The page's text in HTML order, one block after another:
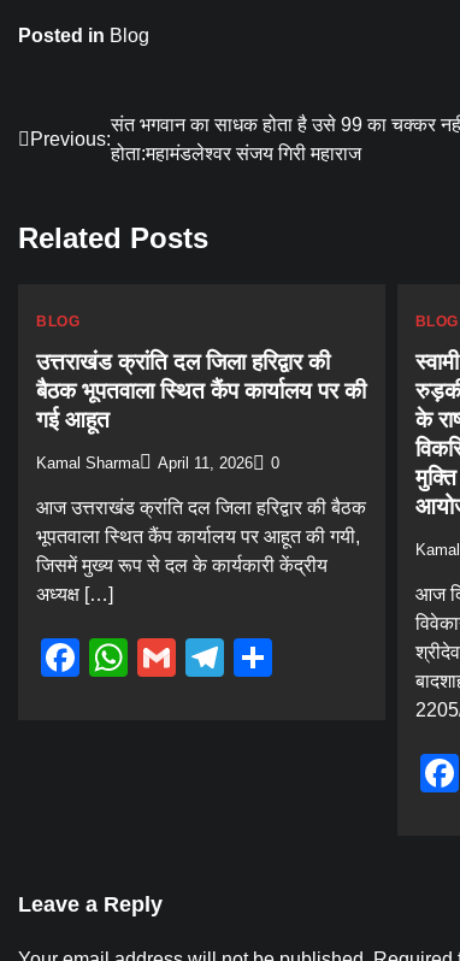
Posted in Blog
Post
Previous:
संत भगवान का साधक होता है उसे 99 का चक्कर
होता:महामंडलेश्वर संजय गिरी महाराज
Related Posts
BLOG
उत्तराखंड क्रांति दल जिला हरिद्वार की
बैठक भूपतवाला स्थित कैंप कार्यालय पर की
गई आहूत
Kamal Sharma April 11, 2026 0
आज उत्तराखंड क्रांति दल जिला हरिद्वार की बैठक
भूपतवाला स्थित कैंप कार्यालय पर आहूत की गयी,
जिसमें मुख्य रूप से दल के कार्यकारी केंद्रीय
अध्यक्ष […]
Facebook
WhatsApp
GmailTelegram
BLOG
के
आज
Leave a Reply